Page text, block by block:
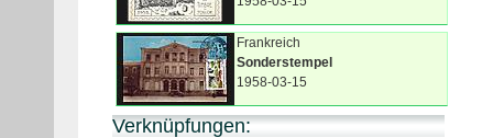
Frankreich
Sonderstempel
1958-03-15
Verknüpfungen: